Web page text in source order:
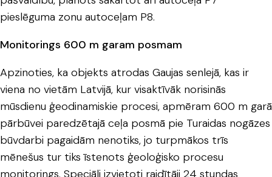
pieslēguma zonu autoceļam P8.
Monitorings 600 m garam posmam
Apzinoties, ka objekts atrodas Gaujas senlejā, kas ir
viena no vietām Latvijā, kur visaktīvāk norisinās
mūsdienu ģeodinamiskie procesi, apmēram 600 m garā
pārbūvei paredzētajā ceļa posmā pie Turaidas nogāzes
būvdarbi pagaidām nenotiks, jo turpmākos trīs
mēnešus tur tiks īstenots ģeoloģisko procesu